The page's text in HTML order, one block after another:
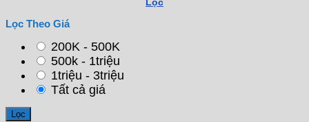
Lọc Theo Giá
200K - 500K
500k - 1triệu
1triệu - 3triệu
Tất cả giá